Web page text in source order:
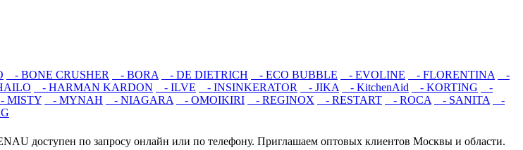
- BONE CRUSHER - BORA - DE DIETRICH - ECO BUBBLE - EVOLINE - FLORENTINA
-
- HARMAN KARDON - ILVE - INSINKERATOR - JIKA - KitchenAid - KORTING
-
MISTY - MYNAH - NIAGARA - OMOIKIRI - REGINOX - RESTART - ROCA - SANITA
-
доступен по запросу онлайн или по телефону. Приглашаем оптовых клиентов Москвы и области.